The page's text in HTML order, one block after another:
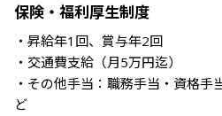
保険・福利厚生制度
・昇給年1回、賞与年2回
・交通費支給（月5万円迄）
・その他手当：職務手当・資格
ど